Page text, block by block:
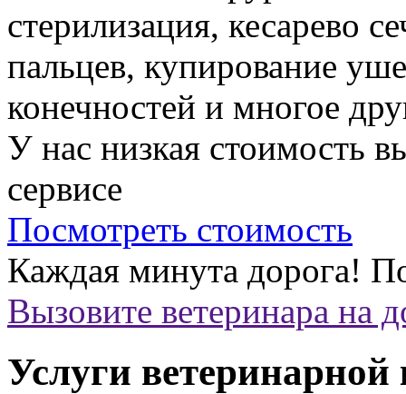
стерилизация, кесарево
пальцев, купирование
конечностей и многое
У нас низкая стоимость
сервисе
Посмотреть стоимость
Каждая минута дорога!
Вызовите ветеринара на
Услуги